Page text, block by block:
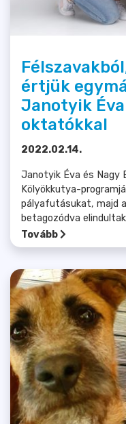
értjük
Janotyik
oktatókkal
2022.02.14.
Janotyik Éva és Nagy
Kölyökkutya-
pályafutásukat, majd
betagozódva elindultak
Tovább